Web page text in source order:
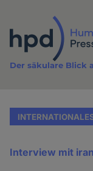
Inhalt
Der säkulare Blick
Interview mit